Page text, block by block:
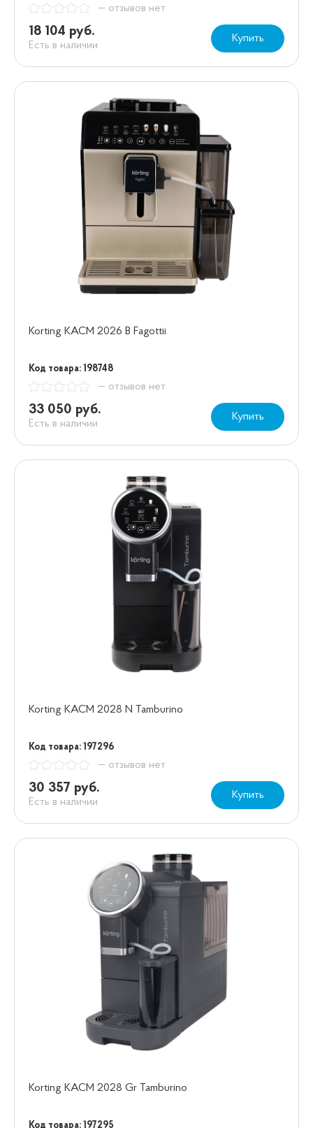
— отзывов нет
18 104 руб.
Есть в наличии
Купить
Korting KACM 2026 B Fagottii
Код товара: 198748
— отзывов нет
33 050 руб.
Есть в наличии
Купить
Korting KACM 2028 N Tamburino
Код товара: 197296
— отзывов нет
30 357 руб.
Есть в наличии
Купить
Korting KACM 2028 Gr Tamburino
Код товара: 197295